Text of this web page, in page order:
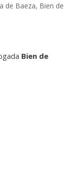
de Baeza, Bien de
Bien de